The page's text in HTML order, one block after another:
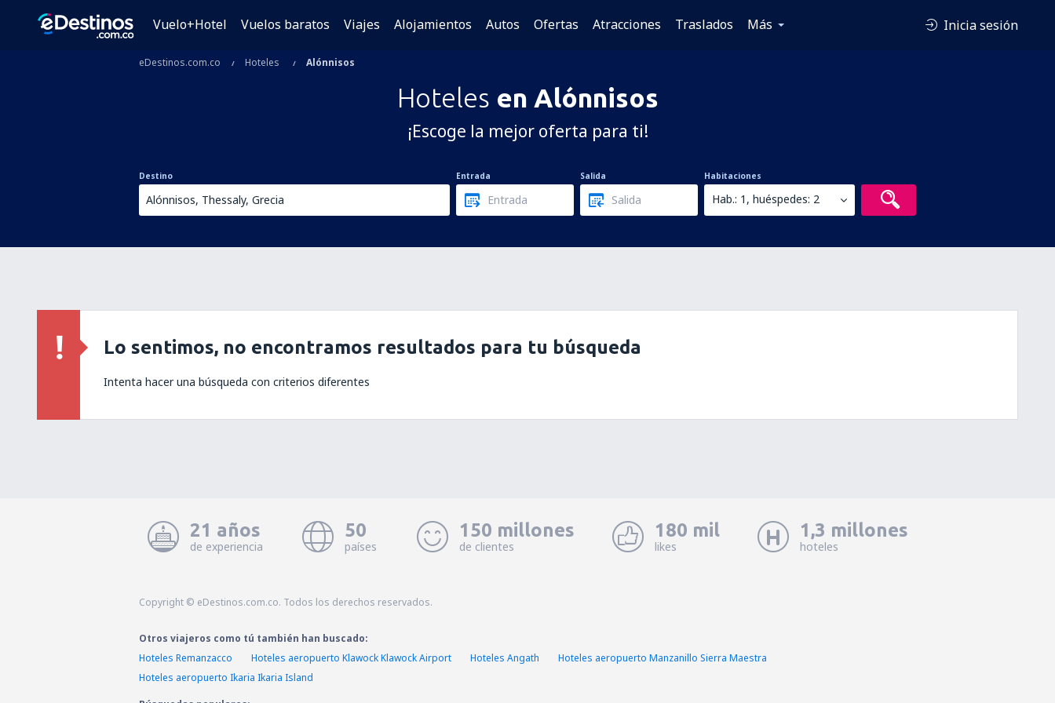
Vuelo+Hotel Vuelos baratos Viajes Alojamientos Autos Ofertas Atracciones Traslados Más Inicia sesión
eDestinos.com.co Hoteles Alónnisos
Hoteles en Alónnisos
¡Escoge la mejor oferta para ti!
Destino Entrada Salida Habitaciones
Hab.: 1, huéspedes: 2
Lo sentimos, no encontramos resultados para tu búsqueda
Intenta hacer una búsqueda con criterios diferentes
21 años
de experiencia
50
países
150 millones
de clientes
180 mil
likes
1,3 millones
hoteles
Copyright © eDestinos.com.co. Todos los derechos reservados.
Otros viajeros como tú también han buscado:
Hoteles Remanzacco
Hoteles aeropuerto Klawock Klawock Airport Hoteles Angath
Hoteles aeropuerto Manzanillo Sierra Maestra
Hoteles aeropuerto Ikaria Ikaria Island